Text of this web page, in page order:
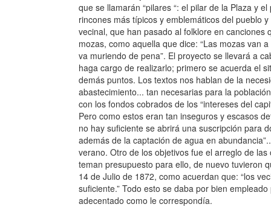
que se llamarán “pilares “: el pilar de la Plaza y
rincones más típicos y emblemáticos del pueblo
vecinal, que han pasado al folklore en
mozas, como aquella que dice: “Las mozas van
va muriendo de pena”. El proyecto se llevará a
haga cargo de realizarlo; primero se acuerda el
demás puntos. Los textos nos hablan de la
abastecimiento... tan necesarias para la
con los fondos cobrados de los “intereses del
Pero como estos eran tan inseguros y escasos
no hay suficiente se abrirá una suscripción para
además de la captación de agua en
verano. Otro de los objetivos fue el arreglo de
teman presupuesto para ello, de nuevo tuvieron
14 de Julio de 1872, como acuerdan que: “los
suficiente.” Todo esto se daba por bien
adecentado como le correspondía.